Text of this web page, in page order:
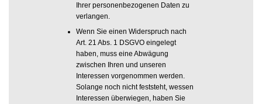
Ihrer personenbezogenen Daten zu
verlangen.
Wenn Sie einen Widerspruch nach
Art. 21 Abs. 1 DSGVO eingelegt
haben, muss eine Abwägung
zwischen Ihren und unseren
Interessen vorgenommen werden.
Solange noch nicht feststeht, wessen
Interessen überwiegen, haben Sie